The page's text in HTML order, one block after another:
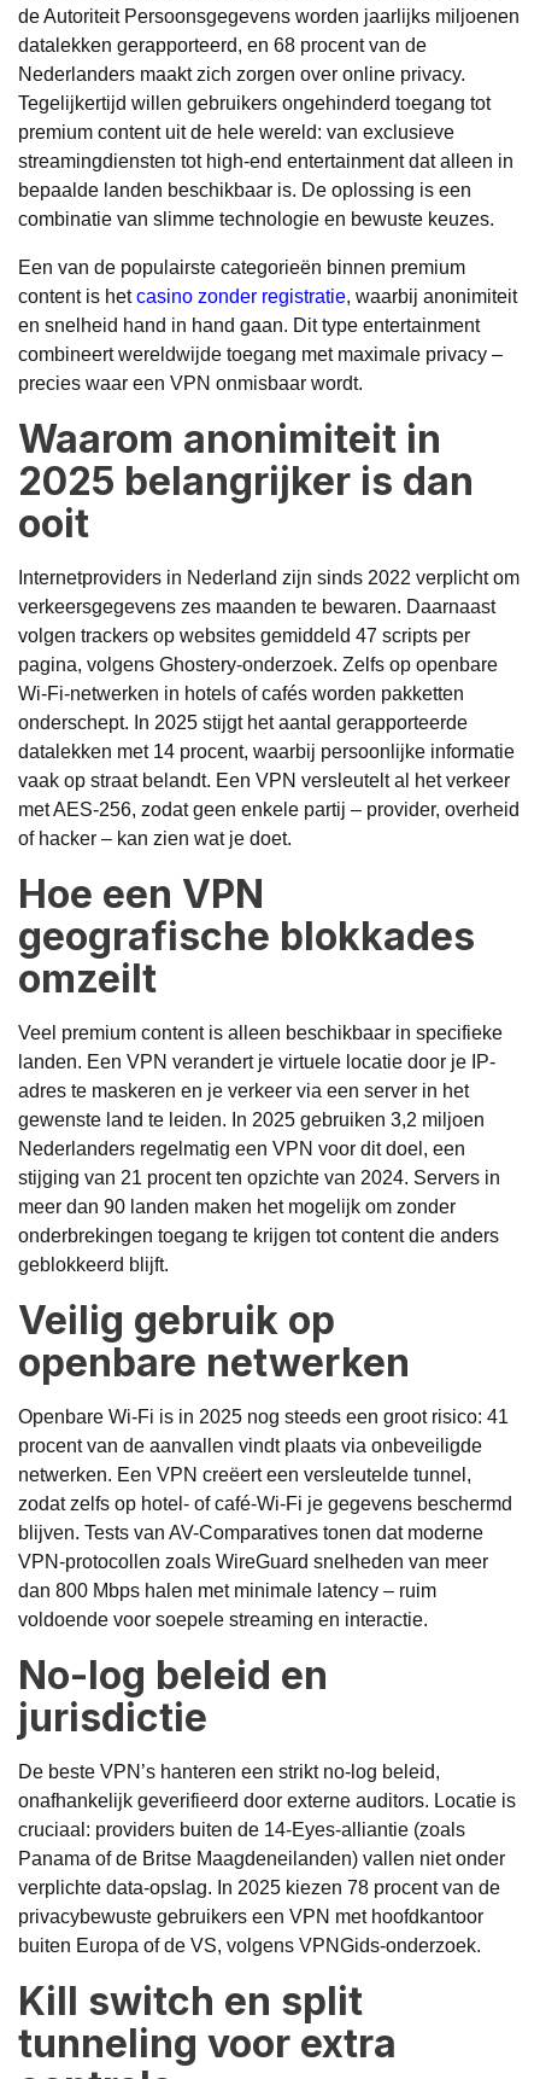
de Autoriteit Persoonsgegevens worden jaarlijks miljoenen
datalekken gerapporteerd, en 68 procent van de
Nederlanders maakt zich zorgen over online privacy.
Tegelijkertijd willen gebruikers ongehinderd toegang tot
premium content uit de hele wereld: van exclusieve
streamingdiensten tot high-end entertainment dat alleen in
bepaalde landen beschikbaar is. De oplossing is een
combinatie van slimme technologie en bewuste keuzes.
Een van de populairste categorieën binnen premium
content is het casino zonder registratie, waarbij anonimiteit
en snelheid hand in hand gaan. Dit type entertainment
combineert wereldwijde toegang met maximale privacy –
precies waar een VPN onmisbaar wordt.
Waarom anonimiteit in
2025 belangrijker is dan
ooit
Internetproviders in Nederland zijn sinds 2022 verplicht om
verkeersgegevens zes maanden te bewaren. Daarnaast
volgen trackers op websites gemiddeld 47 scripts per
pagina, volgens Ghostery-onderzoek. Zelfs op openbare
Wi-Fi-netwerken in hotels of cafés worden pakketten
onderschept. In 2025 stijgt het aantal gerapporteerde
datalekken met 14 procent, waarbij persoonlijke informatie
vaak op straat belandt. Een VPN versleutelt al het verkeer
met AES-256, zodat geen enkele partij – provider, overheid
of hacker – kan zien wat je doet.
Hoe een VPN
geografische blokkades
omzeilt
Veel premium content is alleen beschikbaar in specifieke
landen. Een VPN verandert je virtuele locatie door je IP-
adres te maskeren en je verkeer via een server in het
gewenste land te leiden. In 2025 gebruiken 3,2 miljoen
Nederlanders regelmatig een VPN voor dit doel, een
stijging van 21 procent ten opzichte van 2024. Servers in
meer dan 90 landen maken het mogelijk om zonder
onderbrekingen toegang te krijgen tot content die anders
geblokkeerd blijft.
Veilig gebruik op
openbare netwerken
Openbare Wi-Fi is in 2025 nog steeds een groot risico: 41
procent van de aanvallen vindt plaats via onbeveiligde
netwerken. Een VPN creëert een versleutelde tunnel,
zodat zelfs op hotel- of café-Wi-Fi je gegevens beschermd
blijven. Tests van AV-Comparatives tonen dat moderne
VPN-protocollen zoals WireGuard snelheden van meer
dan 800 Mbps halen met minimale latency – ruim
voldoende voor soepele streaming en interactie.
No-log beleid en
jurisdictie
De beste VPN’s hanteren een strikt no-log beleid,
onafhankelijk geverifieerd door externe auditors. Locatie is
cruciaal: providers buiten de 14-Eyes-alliantie (zoals
Panama of de Britse Maagdeneilanden) vallen niet onder
verplichte data-opslag. In 2025 kiezen 78 procent van de
privacybewuste gebruikers een VPN met hoofdkantoor
buiten Europa of de VS, volgens VPNGids-onderzoek.
Kill switch en split
tunneling voor extra